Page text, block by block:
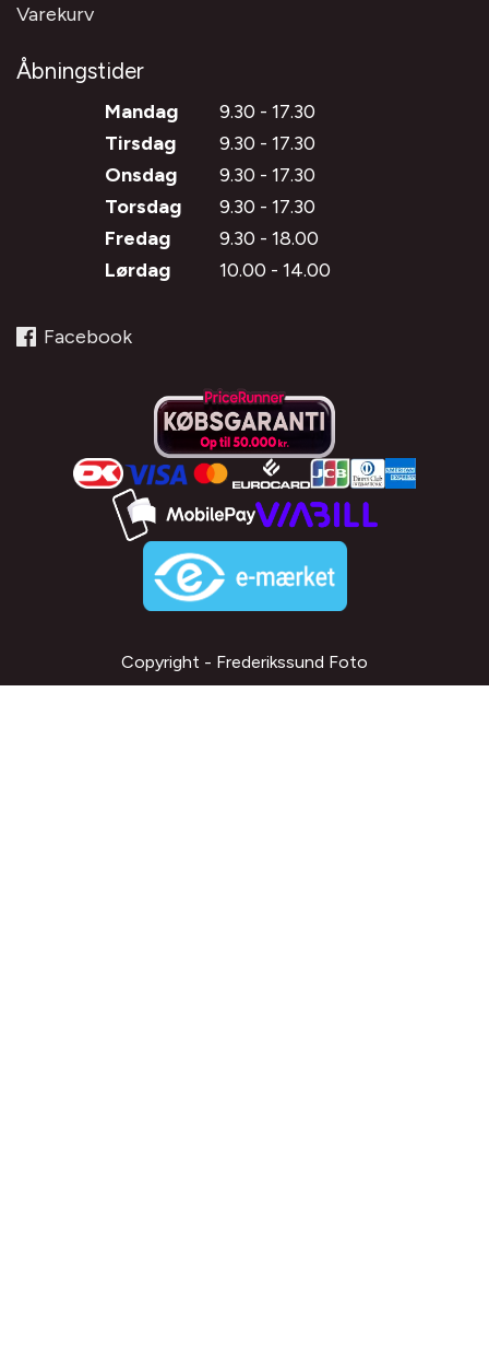
Varekurv
Åbningstider
Mandag
9.30 - 17.30
Tirsdag
9.30 - 17.30
Onsdag
9.30 - 17.30
Torsdag
9.30 - 17.30
Fredag
9.30 - 18.00
Lørdag
10.00 - 14.00
Facebook
Copyright - Frederikssund Foto